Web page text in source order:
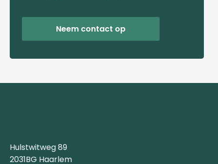
Neem contact op
Hulstwitweg 89
2031BG Haarlem